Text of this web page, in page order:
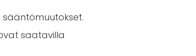
sääntömuutokset.
saatavilla